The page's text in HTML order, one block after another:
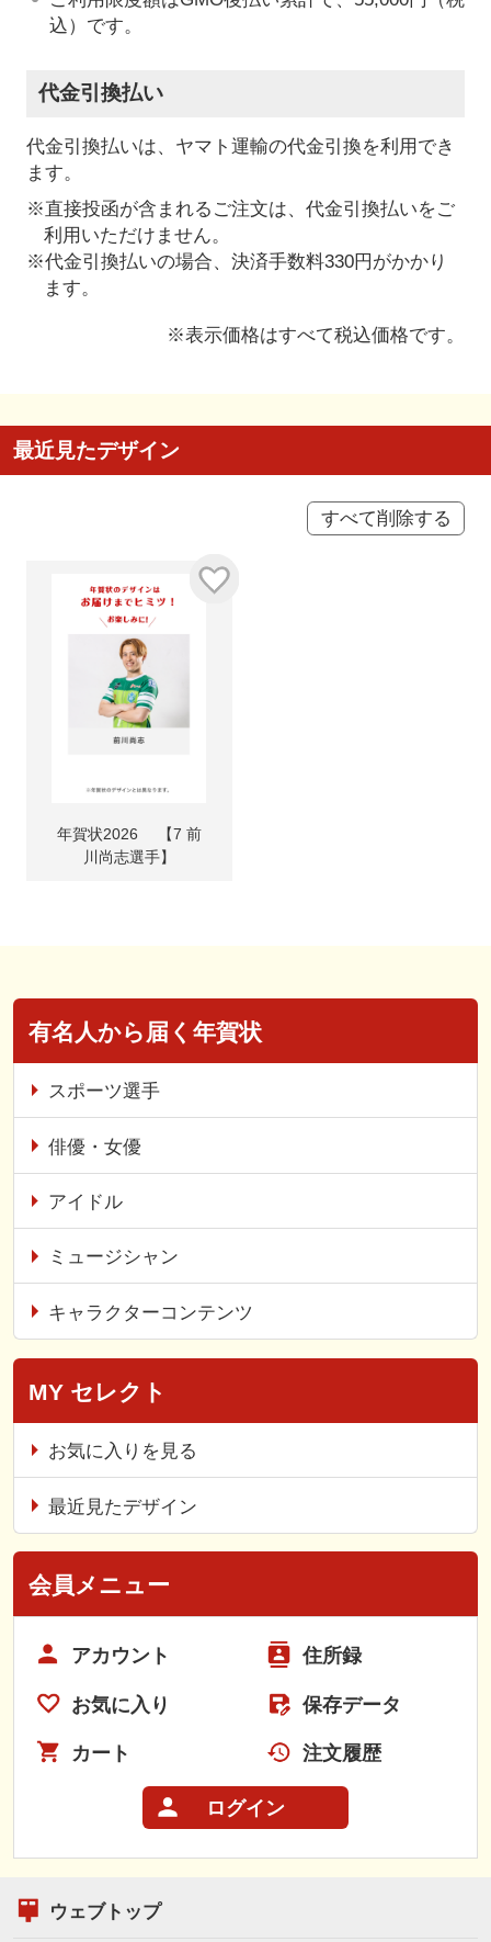
込）です。
代金引換払い
代金引換払いは、ヤマト運輸の代金引換を利用でき
ます。
※直接投函が含まれるご注文は、代金引換払いをご
利用いただけません。
※代金引換払いの場合、決済手数料330円がかかり
ます。
※表示価格はすべて税込価格です。
最近見たデザイン
すべて削除する
年賀状2026 【7 前
川尚志選手】
有名人から届く年賀状
スポーツ選手
俳優・女優
アイドル
ミュージシャン
キャラクターコンテンツ
MY セレクト
お気に入りを見る
最近見たデザイン
会員メニュー
アカウント 住所録
お気に入り 保存データ
カート 注文履歴
ログイン
ウェブトップ